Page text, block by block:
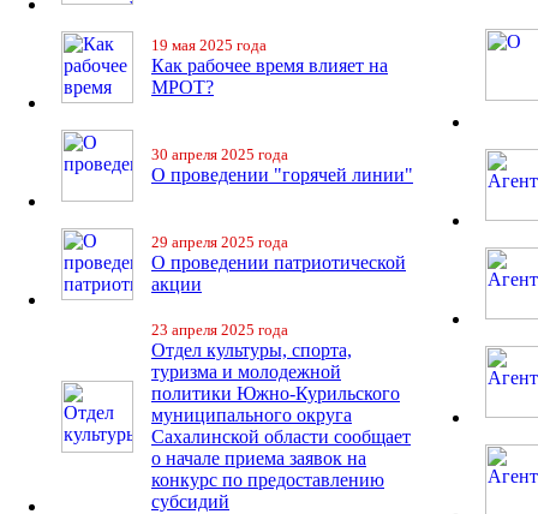
19 мая 2025 года
Как рабочее время влияет на
МРОТ?
30 апреля 2025 года
О проведении "горячей линии"
29 апреля 2025 года
О проведении патриотической
акции
23 апреля 2025 года
Отдел культуры, спорта,
туризма и молодежной
политики Южно-Курильского
муниципального округа
Сахалинской области сообщает
о начале приема заявок на
конкурс по предоставлению
субсидий